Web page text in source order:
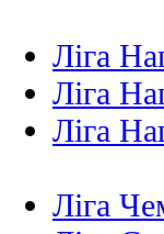
Ліга
Ліга
Ліга
Ліга